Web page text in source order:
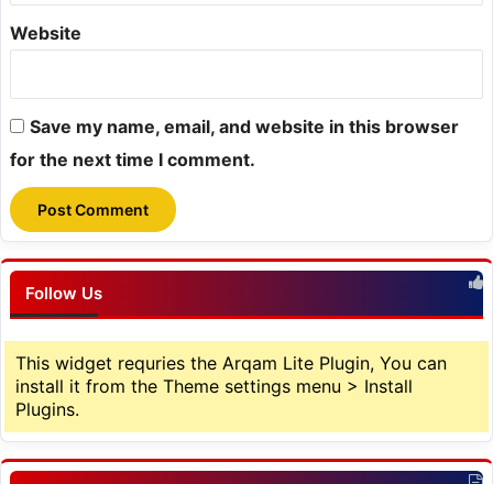
Website
Save my name, email, and website in this browser
for the next time I comment.
Follow Us
This widget requries the Arqam Lite Plugin, You can
install it from the Theme settings menu > Install
Plugins.